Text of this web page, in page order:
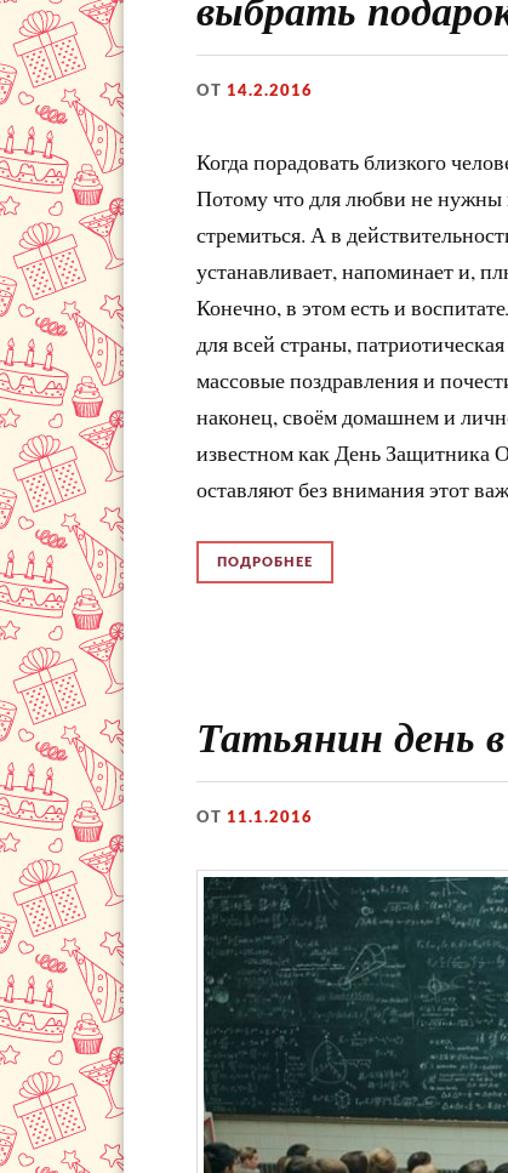
ОТ 14.2.2016
Когда порадовать близкого
Потому что для любви не нужны
стремиться. А в
устанавливает, напоминает и,
Конечно, в этом есть и
для всей страны,
массовые поздравления и
наконец, своём домашнем и
известном как День Защитника
оставляют без внимания этот
ПОДРОБНЕЕ
Татьянин день
ОТ 11.1.2016